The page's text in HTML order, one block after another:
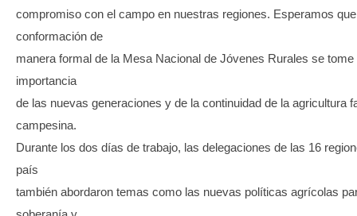
compromiso con el campo en nuestras regiones. Esperamos
conformación de
manera formal de la Mesa Nacional de Jóvenes Rurales se tome
importancia
de las nuevas generaciones y de la continuidad de la agricultura
campesina.
Durante los dos días de trabajo, las delegaciones de las 16
país
también abordaron temas como las nuevas políticas agrícolas